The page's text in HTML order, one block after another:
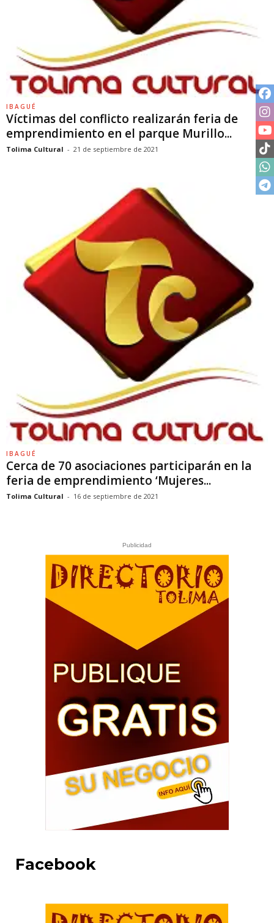
IBAGUÉ
Víctimas del conflicto realizarán feria de
emprendimiento en el parque Murillo...
Tolima Cultural - 21 de septiembre de 2021
IBAGUÉ
Cerca de 70 asociaciones participarán en la
feria de emprendimiento ‘Mujeres...
Tolima Cultural - 16 de septiembre de 2021
Publicidad
Facebook